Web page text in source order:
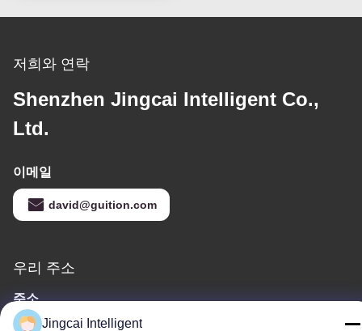
저희와 연락
Shenzhen Jingcai Intelligent Co.,
Ltd.
이메일
david@guition.com
우리 주소
주소
다랑 거리, 룽화 구, 선전 도시, 광동 지방
Jingcai Intelligent